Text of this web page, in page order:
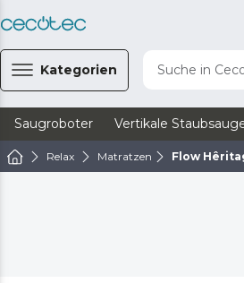
Kategorien Suche in
Saugroboter Vertikale
Relax Matratzen Flow